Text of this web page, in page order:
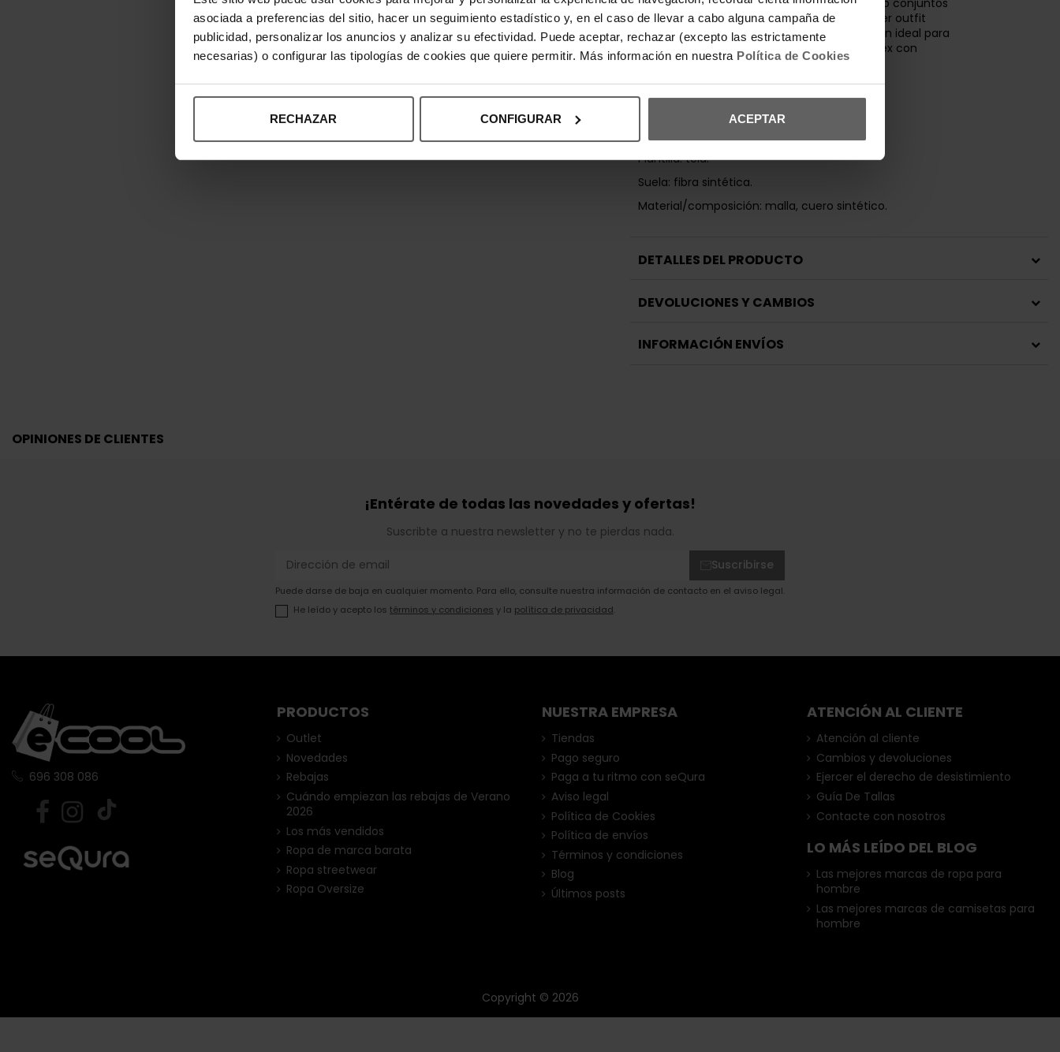
asociada a preferencias del sitio, hacer un seguimiento estadístico y, en el caso de llevar a cabo alguna campaña de
publicidad, personalizar los anuncios y analizar su efectividad. Puede aceptar, rechazar (excepto las estrictamente
necesarias) o configurar las tipologías de cookies que quiere permitir. Más información en nuestra Política de Cookies
RECHAZAR CONFIGURAR ACEPTAR
Perfectas para combinar con jeans, joggers o conjuntos
deportivos, lasNew Balanceelevan cualquier outfit
casual. Disponibles en España, son una opción ideal para
quienes buscan zapatillas retro running unisex con
confort duradero y estilo actual.
Composición:
Material exterior: tela/tejido sintético.
Plantilla: tela.
Suela: fibra sintética.
Material/composición: malla, cuero sintético.
DETALLES DEL PRODUCTO
DEVOLUCIONES Y CAMBIOS
INFORMACIÓN ENVÍOS
OPINIONES DE CLIENTES
¡Entérate de todas las novedades y ofertas!
Suscribte a nuestra newsletter y no te pierdas nada.
Suscribirse
Puede darse de baja en cualquier momento. Para ello, consulte nuestra información de contacto en el aviso legal.
He leído y acepto los términos y condiciones y la política de privacidad.
PRODUCTOS
Outlet
Novedades
Rebajas
Cuándo empiezan las rebajas de Verano
2026
Los más vendidos
Ropa de marca barata
Ropa streetwear
Ropa Oversize
ATENCIÓN AL CLIENTE
Atención al cliente
Cambios y devoluciones
Ejercer el derecho de desistimiento
Guía De Tallas
Contacte con nosotros
LO MÁS LEÍDO DEL BLOG
Las mejores marcas de ropa para
hombre
Las mejores marcas de camisetas para
hombre
NUESTRA EMPRESA
Tiendas
Pago seguro
Paga a tu ritmo con seQura
Aviso legal
Política de Cookies
Política de envíos
Términos y condiciones
Blog
Últimos posts
696 308 086
Copyright © 2026